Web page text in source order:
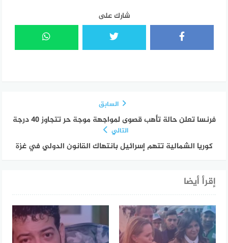
شارك على
السابق
فرنسا تعلن حالة تأهب قصوى لمواجهة موجة حر تتجاوز 40 درجة
التالي
كوريا الشمالية تتهم إسرائيل بانتهاك القانون الدولي في غزة
إقرأ أيضا